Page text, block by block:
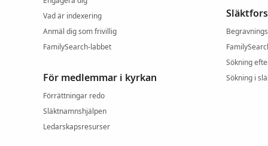
Vad är indexering
Anmäl dig som frivillig
FamilySearch-labbet
För medlemmar i kyrkan
Förrättningar redo
Släktnamnshjälpen
Ledarskapsresurser
Sökning
Sökning i